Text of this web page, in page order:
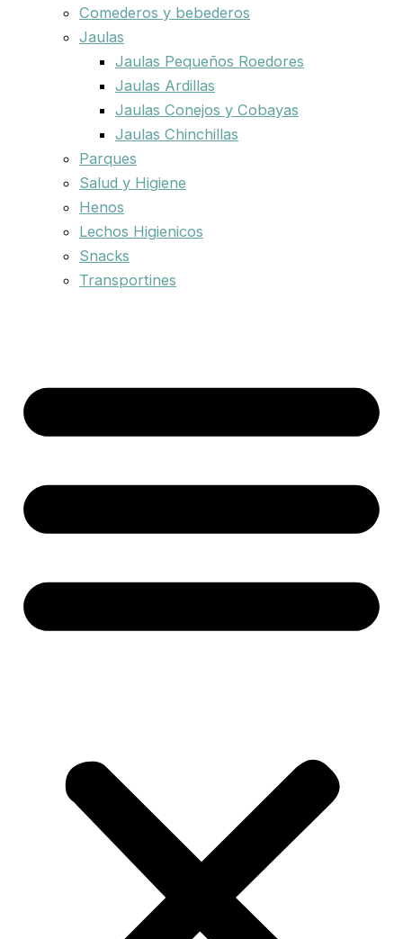
Comederos y bebederos
Jaulas
Jaulas Pequeños Roedores
Jaulas Ardillas
Jaulas Conejos y Cobayas
Jaulas Chinchillas
Parques
Salud y Higiene
Henos
Lechos Higienicos
Snacks
Transportines